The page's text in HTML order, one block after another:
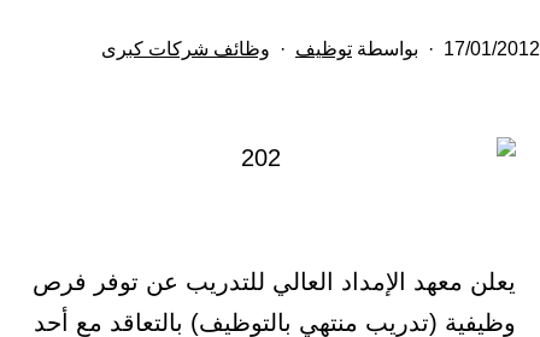
تم
17/01/2012 بواسطة توظيف
مصنف
وظائف شركات كبرى
يعلن معهد الإمداد العالي للتدريب عن توفر فرص
وظيفية (تدريب منتهي بالتوظيف) بالتعاقد مع أحد